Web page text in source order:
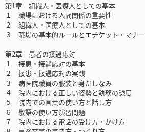
第1章 組織人・医療人としての基本
１ 職場における人間関係の重要性
２ 組織人・医療人としての基本
３ 職場の基本的ルールとエチケット・マナー
第2章 患者の接遇応対
１ 接患・接遇応対の基本
２ 接患・接遇応対の実践
３ 病医院職員の服装と身だしなみ
４ 院内における正しい姿勢と執務の態度
５ 院内での言葉の使い方と話し方
６ 敬語の使い方演習問題
７ 院内における電話の受け方・かけ方